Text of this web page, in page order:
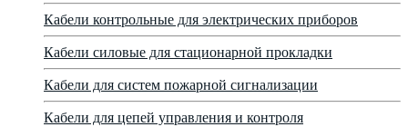
Кабели контрольные для электрических приборов
Кабели силовые для стационарной прокладки
Кабели для систем пожарной сигнализации
Кабели для цепей управления и контроля